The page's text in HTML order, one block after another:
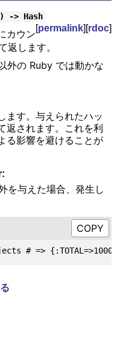
-> Hash
[permalink][rdoc]
カウン
返します。
外の Ruby では動かな
ます。与えられたハッ
返されます。これを利
る影響を避けることが
を与えた場合、発生し